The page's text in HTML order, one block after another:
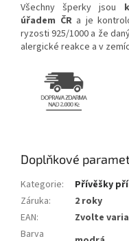
Všechny šperky jsou
úřadem ČRa je
ryzosti 925/1000 a že
alergické reakce a v
Doplňkové
Kategorie:
Přívěšky
Záruka:
2 roky
EAN:
Zvolte
Barva